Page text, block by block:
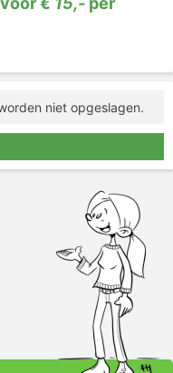
niet opgeslagen.